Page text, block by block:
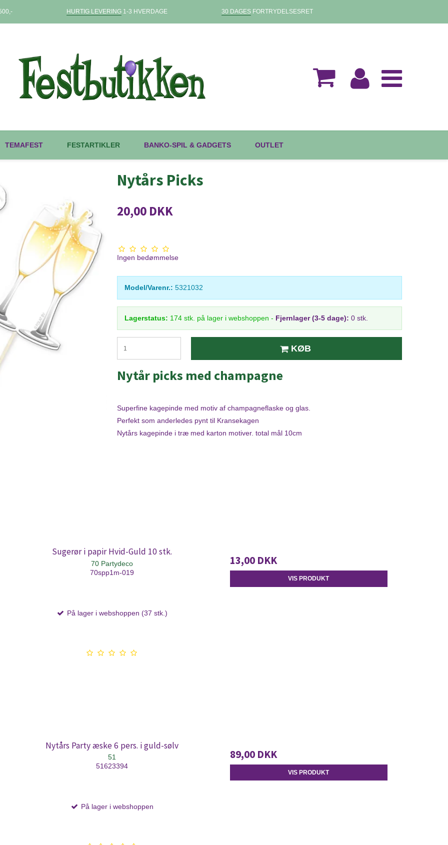
HURTIG LEVERING1-3 HVERDAGE 30 DAGESFORTRYDELSESRET
TEMAFEST FESTARTIKLER BANKO-SPIL & GADGETS OUTLET
Nytårs Picks
20,00 DKK
Ingen bedømmelse
Model/Varenr.: 5321032
Lagerstatus: 174 stk. på lager i webshoppen - Fjernlager (3-5 dage): 0 stk.
KØB
Nytår picks med champagne
Superfine kagepinde med motiv af champagneflaske og glas.
Perfekt som anderledes pynt til Kransekagen
Nytårs kagepinde i træ med karton motiver. total mål 10cm
Sugerør i papir Hvid-Guld 10 stk.
70 Partydeco
70spp1m-019
På lager i webshoppen (37 stk.)
13,00 DKK
VIS PRODUKT
Nytårs Party æske 6 pers. i guld-sølv
51
51623394
På lager i webshoppen
89,00 DKK
VIS PRODUKT